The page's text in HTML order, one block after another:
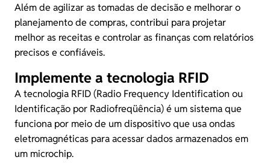
Além de agilizar as tomadas de decisão e melhorar o
planejamento de compras, contribui para projetar
melhor as receitas e controlar as finanças com relatórios
precisos e confiáveis.
Implemente a tecnologia RFID
Atecnologia RFID(Radio Frequency Identification ou
Identificação por Radiofreqüência) é um sistema que
funciona por meio de um dispositivo que usa ondas
eletromagnéticas para acessar dados armazenados em
um microchip.